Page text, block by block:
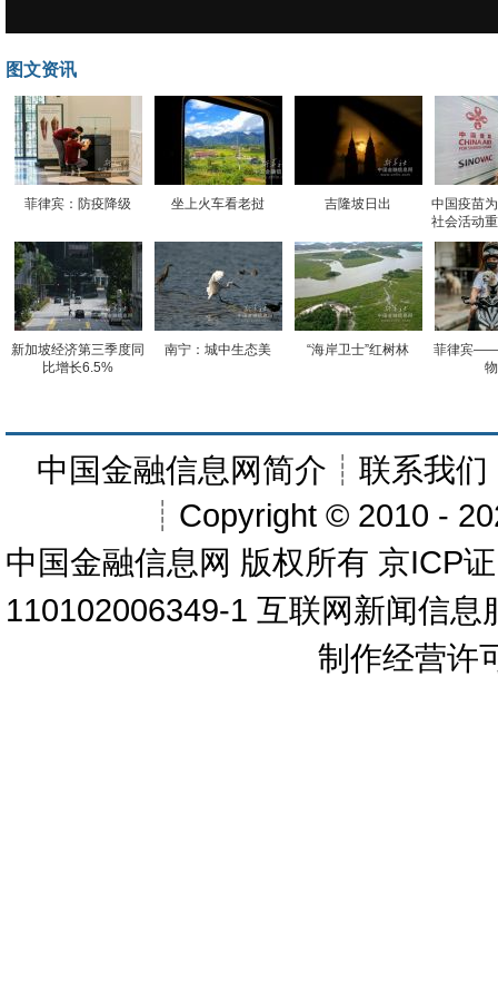
图文资讯
菲律宾：防疫降级 坐上火车看老挝 吉隆坡日出
中国疫苗
社会活动
新加坡经济第三季度同
比增长6.5%
南宁：城中生态美 “海岸卫士”红树林
菲律宾
中国金融信息网简介 ┊联系我们
┊Copyright © 2010 -
中国金融信息网 版权所有 京ICP
110102006349-1 互联网新闻信
制作经营许